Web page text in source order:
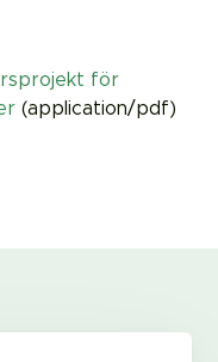
för
(application/pdf)